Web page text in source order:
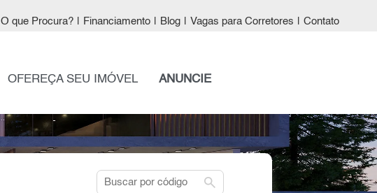
O que Procura? Financiamento Blog Vagas para Corretores Contato
OFEREÇA SEU IMÓVEL ANUNCIE
search